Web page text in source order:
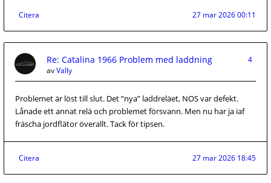
Citera 27 mar 2026 00:11
Re: Catalina 1966 Problem med laddning
4
avVally
Problemet är löst till slut. Det ”nya” laddreläet, NOS var defekt.
Lånade ett annat relä och problemet försvann. Men nu har ja iaf
fräscha jordflätor överallt. Tack för tipsen.
Citera 27 mar 2026 18:45